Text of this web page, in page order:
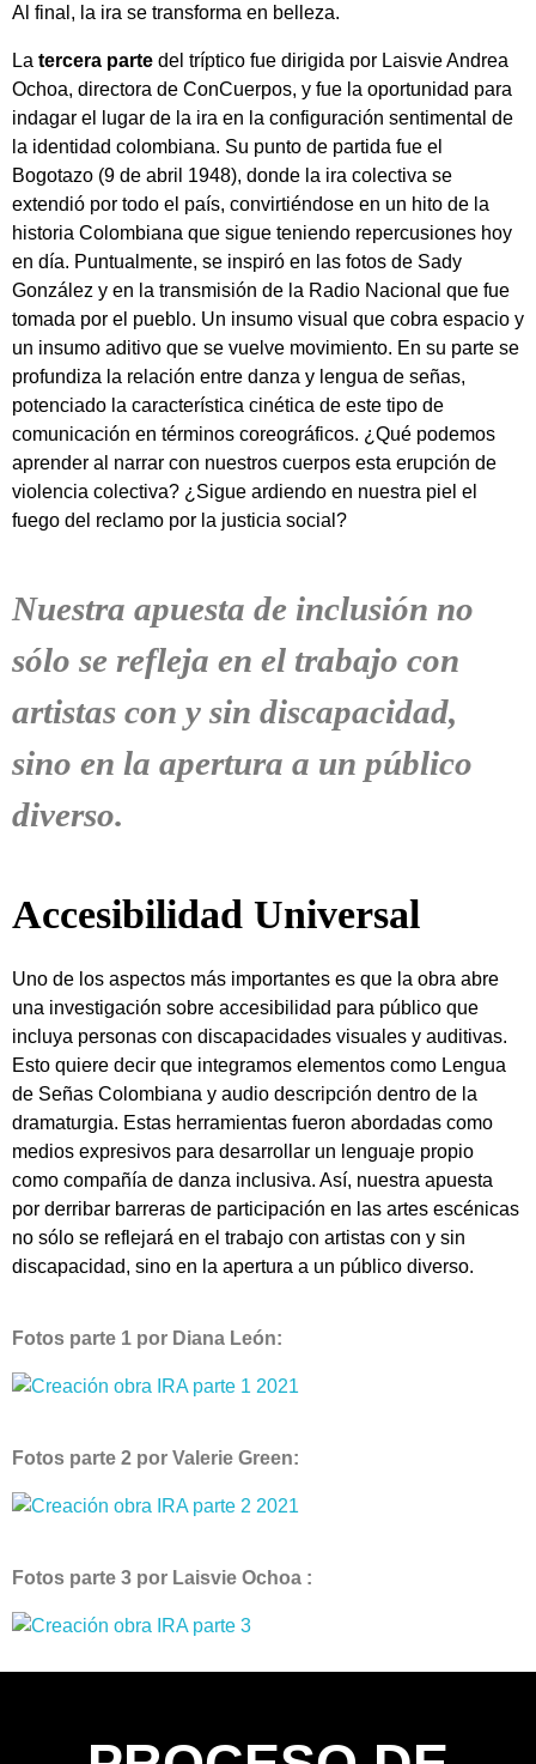
Al final, la ira se transforma en belleza.
La tercera parte del tríptico fue dirigida por Laisvie Andrea
Ochoa, directora de ConCuerpos, y fue la oportunidad para
indagar el lugar de la ira en la configuración sentimental de
la identidad colombiana. Su punto de partida fue el
Bogotazo (9 de abril 1948), donde la ira colectiva se
extendió por todo el país, convirtiéndose en un hito de la
historia Colombiana que sigue teniendo repercusiones hoy
en día. Puntualmente, se inspiró en las fotos de Sady
González y en la transmisión de la Radio Nacional que fue
tomada por el pueblo. Un insumo visual que cobra espacio y
un insumo aditivo que se vuelve movimiento. En su parte se
profundiza la relación entre danza y lengua de señas,
potenciado la característica cinética de este tipo de
comunicación en términos coreográficos. ¿Qué podemos
aprender al narrar con nuestros cuerpos esta erupción de
violencia colectiva? ¿Sigue ardiendo en nuestra piel el
fuego del reclamo por la justicia social?
Nuestra apuesta de inclusión no
sólo se refleja en el trabajo con
artistas con y sin discapacidad,
sino en la apertura a un público
diverso.
Accesibilidad Universal
Uno de los aspectos más importantes es que la obra abre
una investigación sobre accesibilidad para público que
incluya personas con discapacidades visuales y auditivas.
Esto quiere decir que integramos elementos como Lengua
de Señas Colombiana y audio descripción dentro de la
dramaturgia. Estas herramientas fueron abordadas como
medios expresivos para desarrollar un lenguaje propio
como compañía de danza inclusiva. Así, nuestra apuesta
por derribar barreras de participación en las artes escénicas
no sólo se reflejará en el trabajo con artistas con y sin
discapacidad, sino en la apertura a un público diverso.
Fotos parte 1 por Diana León:
Fotos parte 2 por Valerie Green:
Fotos parte 3 por Laisvie Ochoa :